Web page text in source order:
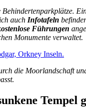
auch Infotafeln
Führungen
Monumente verwaltet.
die Moorlandschaft
Tempel